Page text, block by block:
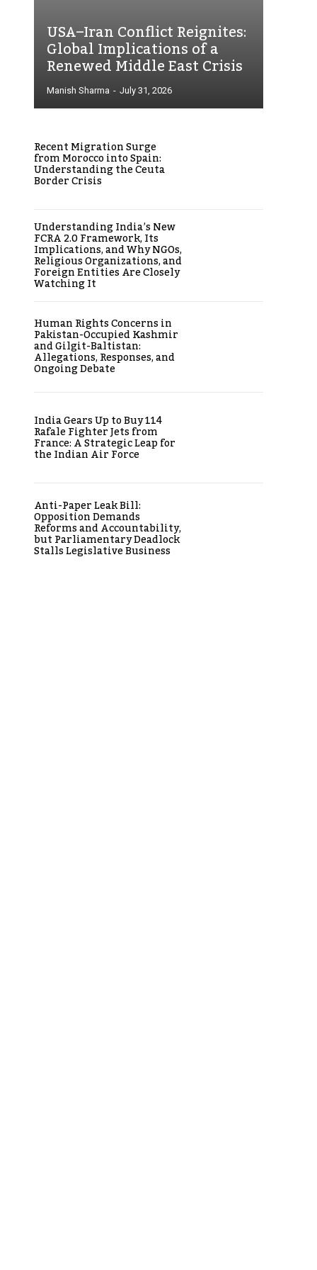
USA–Iran Conflict Reignites:
Global Implications of a
Renewed Middle East Crisis
Manish Sharma - July 31, 2026
Recent Migration Surge
from Morocco into Spain:
Understanding the Ceuta
Border Crisis
Understanding India’s New
FCRA 2.0 Framework, Its
Implications, and Why NGOs,
Religious Organizations, and
Foreign Entities Are Closely
Watching It
Human Rights Concerns in
Pakistan-Occupied Kashmir
and Gilgit-Baltistan:
Allegations, Responses, and
Ongoing Debate
India Gears Up to Buy 114
Rafale Fighter Jets from
France: A Strategic Leap for
the Indian Air Force
Anti-Paper Leak Bill:
Opposition Demands
Reforms and Accountability,
but Parliamentary Deadlock
Stalls Legislative Business